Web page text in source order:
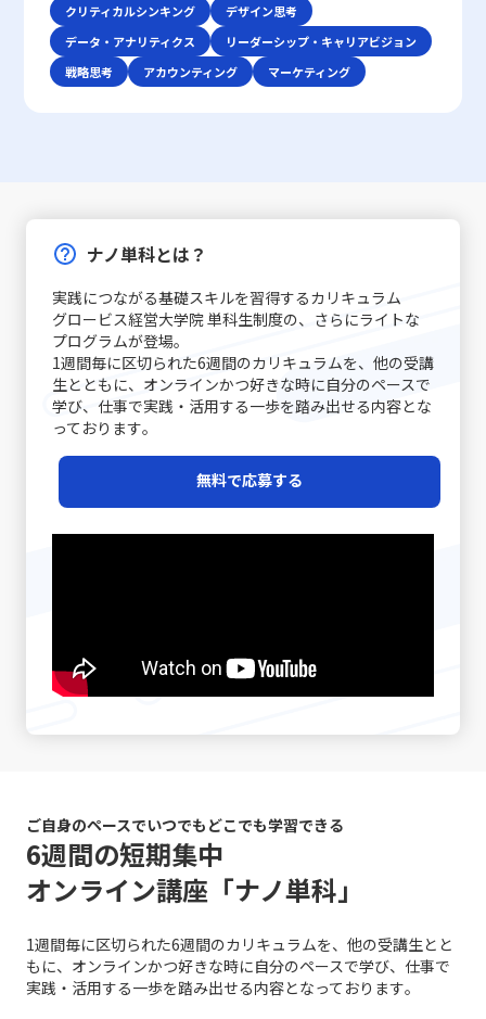
果として仕事で話が噛み合わない人との対処法がより効果
的に機能します。論理的思考は、複雑な情報をシンプルに
まとめるための基本スキルであり、コミュニケーションの
質を大きく左右します。これらの注意点を踏まえた上で、
略と実践例 ここでは、「仕事で話が噛み合わない人との対
処法」として認識される具体的な戦略を、実践例とともに
解説します。多岐にわたる原因に対して、個々のケースに
応じた対策を講じることが求められます。まず、会話の開
始時に必ず現状の認識を共有することが基本です。長年の
経験が示すように、「話の前提条件を合わせる」ことは、
双方のコミュニケーションの齟齬を防ぐ第一歩です。たと
えば、新たなプロジェクトのキックオフミーティングで
は、各参加者が同じゴールと進行予定を共有することで、
後の誤解を避けることができます。また、日常的なコミュ
には話の流れからその理解度を汲み取る姿勢が重要です。
経験豊富なマネージャーの中には、相手の話し方をよく観
める手法を実践している方もいます。さらに、後日話の内
るために、日常的に論理的思考をトレーニングすることが
重要です。論理的に物事を整理し、因果関係を明確にする
多くのビジネスシーンで応用可能であり、適切に実践する
ことで、業務効率やチームの生産性の向上につながりま
す。経験に基づく実践例を参考に、各自の環境に合った方
法を柔軟に取り入れる姿勢が求められます。 まとめ 以上
は、単なる一方的な問題ではなく、双方の認識のズレや情
報伝達の不備、さらには思考の整理不足から来る複合的な
現象です。特に「仕事で話が噛み合わない人との対処法」
す。「ビジネスにおけるコミュニケーション能力」で成功
を収めるためには、自身の伝えたい内容を明確に定義し、
使用する手段・場面に応じて最適な技術を選択できる柔軟
性が求められます。 特に、若手ビジネスマンにとっては、
が質の高いコミュニケーションを実現する鍵となります。
を高めるためには、単に技術を習得するだけでなく、いく
つかの落とし穴や注意点を認識する必要があります。ま
ず、情報伝達とコミュニケーションの違いに注意が必要で
す。単なるデータや数字の伝達が成功したとしても、相手
がその情報をどう受け取り、行動に移すかはまた別の問題
です。「ビジネスにおけるコミュニケーション能力」にお
いては、相手に正しく意図が伝わるかどうかが重要であ
り、結果として行動変容が起こることが成功指標となりま
伝えることができないという不確実性があります。言葉だ
のバイアスにも気を付ける必要があります。各個人が持つ
固定概念や先入観は、意図しない誤解やコミュニケーショ
に正しいという前提に立たず、相手の立場や背景を十分に
も多い一方で、相手の感情に寄り添うことも必要不可欠で
す。論理だけでは伝え切れない部分や、感情を込めた発信
が不足していると、相手の共感を得ることが難しくなり、
結果的に意思疎通がうまくいかない可能性があります。こ
力」の現場においては、感情表現と論理的説明のバランス
を取るための訓練が不可欠です。 さらに、目的意識の欠如
にも注意が必要です。コミュニケーションは方法そのもの
す。 レッドオーシャン 戦い方の基本戦略 レッドオーシャ
ン市場で成功を収めるためには、以下の3つの基本戦略が
有効であるとされています。第一に、差別化戦略です。他
社と同じ製品・サービスを提供していては、顧客は選択に
や労力を削減することで市場価格を下回る優位性を保持し
ます。ユニクロが示した事例のように、大量仕入れや生産
できれば、急激な価格競争にも耐える力が養われるので
す。ただし、過度なコスト削減は品質低下やブランド価値
の喪失というリスクもあるため、バランスを見極めること
が重要です。 第三に、ニッチ戦略です。市場全体ではな
く、特定の顧客セグメントや特定のニーズに特化すること
で、競争相手の少ない領域を開拓します。高級車市場にお
けるポルシェの例は、限られた層に対して圧倒的なブラン
ド価値を提供する成功例と言えるでしょう。この戦略は、
レッドオーシャンの戦い方の一環として、自社の強みや専
ンの戦い方」を模索する際、伝統的な戦略だけではなく、
デジタル技術の活用や情報分析に基づく意思決定が求めら
れるようになりました。 例えば、デジタルマーケティング
や宣伝方法とは一線を画す新たな方法として取り入れられ
ています。このように、レッドオーシャンの戦い方におい
ては、伝統的な戦略と最新のテクノロジーを融合させるこ
とで、競争優位性を確保する必要があるのです。 競争にお
ける成功事例と失敗事例 現実のビジネスシーンにおいて、
たります。成功した企業は、明確な戦略と確固たる差別
化、そして徹底したコスト管理を実践しています。たとえ
ば、コカ・コーラは新市場としてチューハイ・サワー市場
手・遂行せず、後回しにする習慣や傾向を指します。この
現象は単なる怠慢や意志の弱さだけに起因するものではな
く、心理的要因や環境要因の複合的な結果とも言えます。
例えば、失敗への恐怖心や完璧主義、さらにはADHD（注
ます。たとえば、予定された期限までにタスクが完了しな
いことによるストレスの増加、結果的な自信喪失、そして
長期的にはキャリアチャンスの逸失へとつながります。こ
のような問題は個人だけでなく、チームや組織全体に影響
を及ぼすため、早期に原因を特定し、適切な対策を講じる
ことが求められます。先延ばし癖に取り組むプロセスは、
自分自身を見つめ直し、効率的な業務遂行と成長機会を確
実に捉えるための重要なステップと言えるでしょう。 近年
は特に、テクノロジーの発展とともに多様な働き方が広が
る中で、自己管理能力が強く問われるようになりました。
慣の見直しにとどまらず、自己のキャリア戦略を見直すた
めの重要な要素ともなっています。次のセクションでは、
トについて詳述していきます。 先延ばし癖の注意点 先延
を生むことになります。また、タスクが山積みになること
により、精神的・肉体的なストレスが急増する点にも十分
リア上の成長機会や重要なチャンスが逃されることにつな
がります。そのため、先延ばし癖は単なる個人的な問題に
留まらず、社会人としての基礎力や信頼性を左右する重大
な問題と言えます。 ここで特に留意すべきは、先延ばしの
いるという点です。完璧主義者は、全ての条件が整うのを
待ってから行動するため、結果としてタスクが無期限に先
延ばしにされる傾向があります。一方、失敗を恐れる心理
クリティカルシンキング
デザイン思考
データ・アナリティクス
リーダーシップ・キャリアビジョン
戦略思考
アカウンティング マーケティング
ナノ単科とは？
実践につながる基礎スキルを習得するカリキュラム
グロービス経営大学院 単科生制度の、さらにライトな
プログラムが登場｡
1週間毎に区切られた6週間のカリキュラムを、他の受講
生とともに、オンラインかつ好きな時に自分のペースで
学び、仕事で実践・活用する一歩を踏み出せる内容とな
っております｡
無料で応募する
ご自身のペースでいつでもどこでも学習できる
6週間の短期集中
オンライン講座「ナノ単科」
1週間毎に区切られた6週間のカリキュラムを、他の受講生とと
もに、オンラインかつ好きな時に自分のペースで学び、仕事で
実践・活用する一歩を踏み出せる内容となっております｡